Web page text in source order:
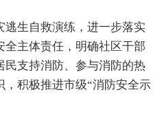
生自救演练，进一步落实
全主体责任，明确社区干部
民支持消防、参与消防的热
积极推进市级“消防安全示